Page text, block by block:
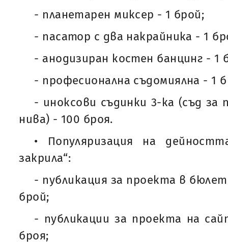
- планетарен миксер - 1 брой;
- пасатор с два накрайника - 1
- анодизиран костен банцинг - 1
- професионална съдомиялна - 1
- иноксови съдинки 3-ка (съд за
нива) - 100 броя.
• Популяризация на
закрила“:
- публикация за проекта в
брой;
- публикации за проекта на
броя;